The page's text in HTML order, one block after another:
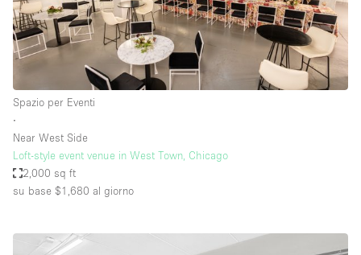
Spazio per Eventi
∙
Near West Side
Loft-style event venue in West Town, Chicago
2,000 sq ft
su base $1,680 al giorno